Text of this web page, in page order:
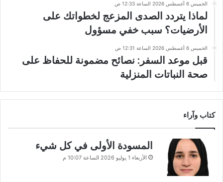
الخميس 6 أغسطس 2026 الساعة 12:33 ص
لماذا يتردد الصدى المزعج لخطواتك على
الأرضيات؟ سبب خفي مسؤول
الخميس 6 أغسطس 2026 الساعة 12:31 ص
قبل موعد السفر: نصائح مضمونة للحفاظ على
صحة النباتات المنزلية
كتاب وآراء
المسودة الأولى في كل شيء
الأربعاء 1 يوليو 2026 الساعة 10:07 م